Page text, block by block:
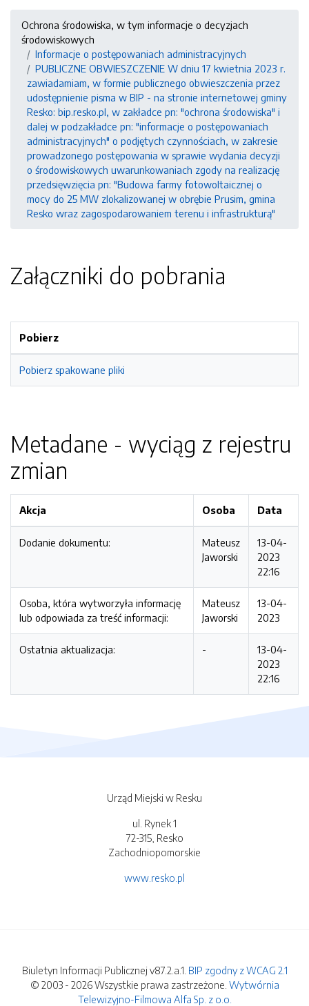
Ochrona środowiska, w tym informacje o decyzjach
środowiskowych
Informacje o postępowaniach administracyjnych
PUBLICZNE OBWIESZCZENIE W dniu 17 kwietnia 2023 r.
zawiadamiam, w formie publicznego obwieszczenia przez
udostępnienie pisma w BIP - na stronie internetowej gminy
Resko: bip.resko.pl, w zakładce pn: "ochrona środowiska" i
dalej w podzakładce pn: "informacje o postępowaniach
administracyjnych" o podjętych czynnościach, w zakresie
prowadzonego postępowania w sprawie wydania decyzji
o środowiskowych uwarunkowaniach zgody na realizację
przedsięwzięcia pn: "Budowa farmy fotowoltaicznej o
mocy do 25 MW zlokalizowanej w obrębie Prusim, gmina
Resko wraz zagospodarowaniem terenu i infrastrukturą"
Załączniki do pobrania
Pobierz
Pobierz spakowane pliki
Metadane - wyciąg z rejestru
zmian
Akcja Osoba Data
Dodanie dokumentu:
Mateusz
Jaworski
13-04-
2023
22:16
Osoba, która wytworzyła informację
lub odpowiada za treść informacji:
Mateusz
Jaworski
13-04-
2023
Ostatnia aktualizacja: -
13-04-
2023
22:16
Urząd Miejski w Resku
ul. Rynek 1
72-315, Resko
Zachodniopomorskie
www.resko.pl
Biuletyn Informacji Publicznej v87.2.a.1. BIP zgodny z WCAG 2.1
© 2003 - 2026 Wszystkie prawa zastrzeżone. Wytwórnia
Telewizyjno-Filmowa Alfa Sp. z o.o.